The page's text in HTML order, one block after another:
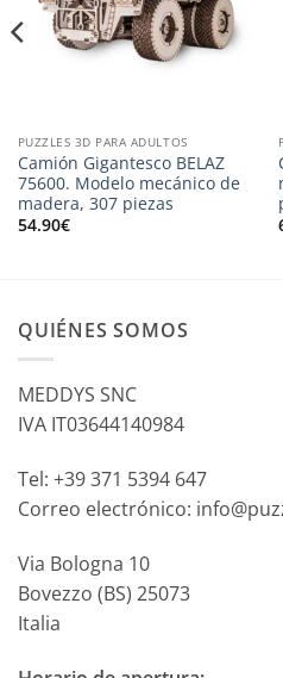
PUZZLES 3D PARA ADULTOS
Camión Gigantesco BELAZ
75600. Modelo mecánico de
madera, 307 piezas
54.90€
QUIÉNES SOMOS
MEDDYS SNC
IVA IT03644140984
Tel: +39 371 5394 647
Correo electrónico:
Via Bologna 10
Bovezzo (BS) 25073
Italia